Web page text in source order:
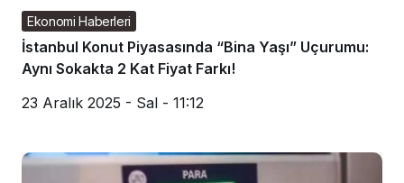
Ekonomi Haberleri
İstanbul Konut Piyasasında “Bina Yaşı” Uçurumu:
Aynı Sokakta 2 Kat Fiyat Farkı!
23 Aralık 2025 - Sal - 11:12